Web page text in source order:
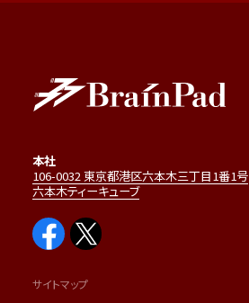
本社
106-0032 東京都港区六本木三丁目1番1号
六本木ティーキューブ
サイトマップ